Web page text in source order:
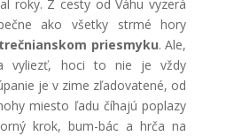
roky. Z cesty od Váhu vyzerá
ako všetky strmé hory
priesmyku. Ale,
vyliezť, hoci to nie je vždy
je v zime zľadovatené, od
miesto ľadu číhajú poplazy
krok, bum-bác a hrča na